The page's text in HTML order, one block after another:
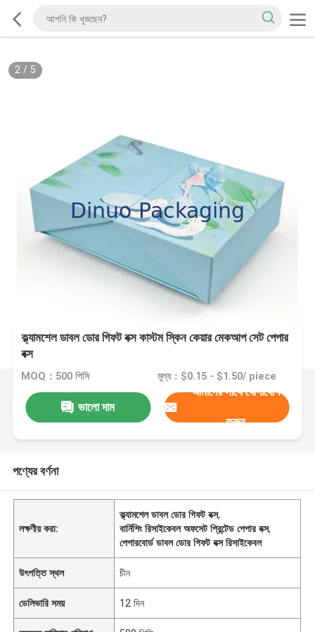
2/ 5
ক্ল্যামশেল ডাবল ডোর গিফট বক্স কাস্টম স্কিন কেয়ার মেকআপ সেট পেপার
বক্স
MOQ：500 পিসি মূল্য：$0.15 - $1.50/ piece
ভালো দাম
আমাদের সাথে যোগাযোগ
করুন
পণ্যের বর্ণনা
লক্ষণীয় করা:
ক্ল্যামশেল ডাবল ডোর গিফট বক্স,
বার্নিশিং রিসাইকেবল অফসেট প্রিন্টেড পেপার বক্স,
পেপারবোর্ড ডাবল ডোর গিফট বক্স রিসাইকেবল
উৎপত্তি স্থল চীন
ডেলিভারি সময় 12 দিন